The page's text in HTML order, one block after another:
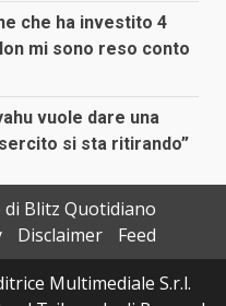
che ha investito 4
mi sono reso conto
vuole dare una
si sta ritirando”
di Blitz Quotidiano
Disclaimer
Feed
Multimediale S.r.l.